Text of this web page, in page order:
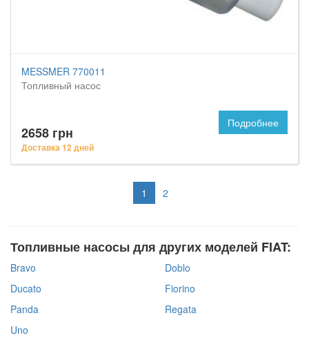
MESSMER 770011
Топливный насос
2658 грн
Доставка 12 дней
Подробнее
1 2
Топливные насосы для других моделей FIAT:
Bravo
Doblo
Ducato
Fiorino
Panda
Regata
Uno